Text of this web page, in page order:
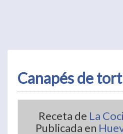
Canapés de
Receta de La
Publicada en